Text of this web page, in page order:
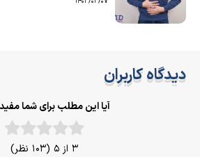
دیدگاه کاربران
آیا این مطلب برای شما
3 از 5 (103 نظر)